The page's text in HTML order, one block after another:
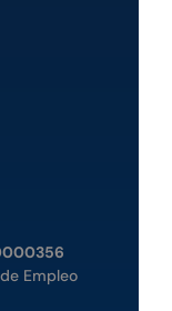
Empleo